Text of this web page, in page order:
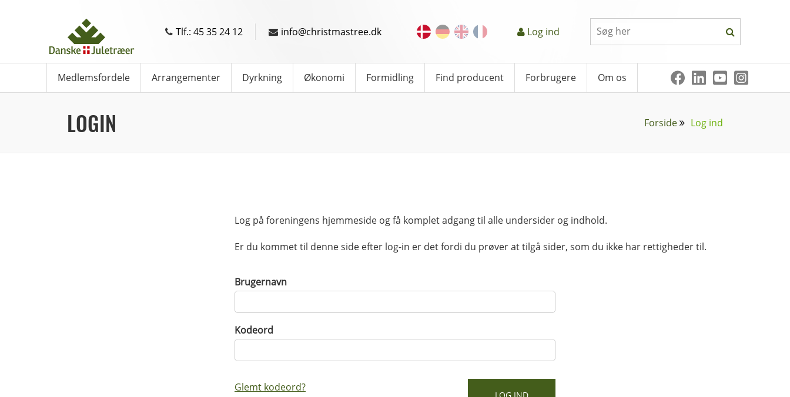
Tlf.: 45 35 24 12 info@christmastree.dk Log ind
Medlemsfordele Arrangementer Dyrkning Økonomi Formidling Find producent Forbrugere Om os
LOGIN Forside Log ind
Log på foreningens hjemmeside og få komplet adgang til alle undersider og indhold.
Er du kommet til denne side efter log-in er det fordi du prøver at tilgå sider, som du ikke har rettigheder til.
Brugernavn
Kodeord
Glemt kodeord?